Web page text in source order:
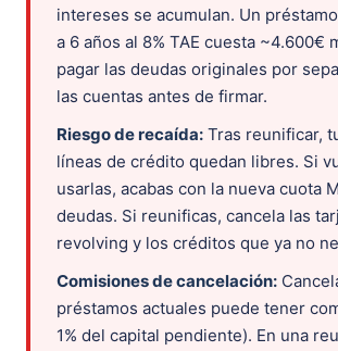
intereses se acumulan. Un
a 6 años al 8% TAE cuesta ~4.600€
pagar las deudas originales por
las cuentas antes de firmar.
Riesgo de recaída: Tras reunificar,
líneas de crédito quedan libres. Si
usarlas, acabas con la nueva cuota
deudas. Si reunificas, cancela las
revolving y los créditos que ya no
Comisiones de cancelación:
préstamos actuales puede tener
1% del capital pendiente). En una